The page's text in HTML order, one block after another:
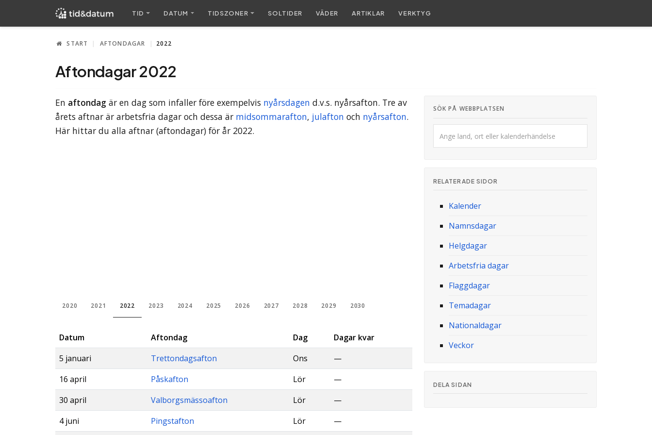
TID DATUM TIDSZONER SOLTIDER VÄDER ARTIKLAR VERKTYG
START AFTONDAGAR 2022
Aftondagar 2022
En aftondag är en dag som infaller före exempelvis nyårsdagen d.v.s. nyårsafton. Tre av
årets aftnar är arbetsfria dagar och dessa är midsommarafton, julafton och nyårsafton.
Här hittar du alla aftnar (aftondagar) för år 2022.
2020 2021 2022 2023 2024 2025 2026 2027 2028 2029 2030
Datum Aftondag Dag
Dagar kvar
5 januari
Trettondagsafton Ons
—
16 april
Påskafton Lör
—
30 april
Valborgsmässoafton Lör
—
4 juni
Pingstafton Lör —
SÖK PÅ WEBBPLATSEN
RELATERADE SIDOR
Kalender
Namnsdagar
Helgdagar
Arbetsfria dagar
Flaggdagar
Temadagar
Nationaldagar
Veckor
DELA SIDAN